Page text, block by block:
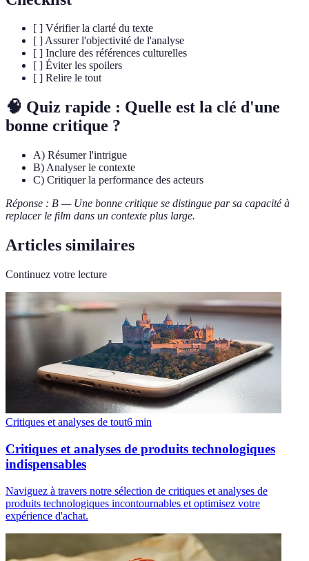
[ ] Vérifier la clarté du texte
[ ] Assurer l'objectivité de l'analyse
[ ] Inclure des références culturelles
[ ] Éviter les spoilers
[ ] Relire le tout
🧠 Quiz rapide : Quelle est la clé d'une
bonne critique ?
A) Résumer l'intrigue
B) Analyser le contexte
C) Critiquer la performance des acteurs
Réponse : B — Une bonne critique se distingue par sa capacité à
replacer le film dans un contexte plus large.
Articles similaires
Continuez votre lecture
Critiques et analyses de tout6 min
Critiques et analyses de produits technologiques
indispensables
Naviguez à travers notre sélection de critiques et analyses de
produits technologiques incontournables et optimisez votre
expérience d'achat.